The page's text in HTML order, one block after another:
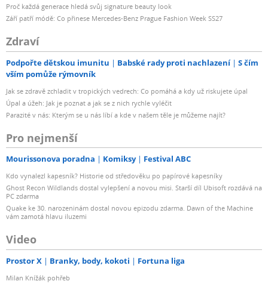
Proč každá generace hledá svůj signature beauty look
Září patří módě: Co přinese Mercedes-Benz Prague Fashion Week SS27
Zdraví
Podpořte dětskou imunitu Babské rady proti nachlazení
S čím
vším pomůže rýmovník
Jak se zdravě zchladit v tropických vedrech: Co pomáhá a kdy už riskujete úpal
Úpal a úžeh: Jak je poznat a jak se z nich rychle vyléčit
Parazité v nás: Kterým se u nás líbí a kde v našem těle je můžeme najít?
Pro nejmenší
Mourissonova poradna Komiksy Festival ABC
Kdo vynalezl kapesník? Historie od středověku po papírové kapesníky
Ghost Recon Wildlands dostal vylepšení a novou misi. Starší díl Ubisoft rozdává na
PC zdarma
Quake ke 30. narozeninám dostal novou epizodu zdarma. Dawn of the Machine
vám zamotá hlavu iluzemi
Video
Prostor X Branky, body, kokoti Fortuna liga
Milan Knížák pohřeb